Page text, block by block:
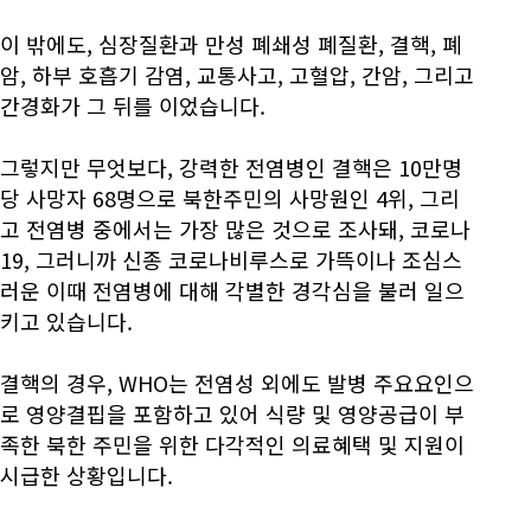
이 밖에도, 심장질환과 만성 폐쇄성 폐질환, 결핵, 폐
암, 하부 호흡기 감염, 교통사고, 고혈압, 간암, 그리고
간경화가 그 뒤를 이었습니다.
그렇지만 무엇보다, 강력한 전염병인 결핵은 10만명
당 사망자 68명으로 북한주민의 사망원인 4위, 그리
고 전염병 중에서는 가장 많은 것으로 조사돼, 코로나
19, 그러니까 신종 코로나비루스로 가뜩이나 조심스
러운 이때 전염병에 대해 각별한 경각심을 불러 일으
키고 있습니다.
결핵의 경우, WHO는 전염성 외에도 발병 주요요인으
로 영양결핍을 포함하고 있어 식량 및 영양공급이 부
족한 북한 주민을 위한 다각적인 의료혜택 및 지원이
시급한 상황입니다.